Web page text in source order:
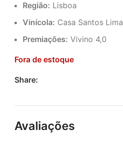
Região: Lisboa
Vinícola: Casa Santos Lima
Premiações: Vivino 4,0
Fora de estoque
Share:
Avaliações